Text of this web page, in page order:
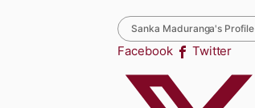
Sanka Maduranga's Profile
Facebook Twitter